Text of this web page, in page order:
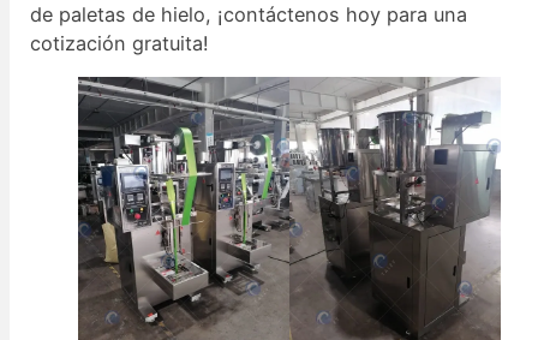
de paletas de hielo, ¡contáctenos hoy para una
cotización gratuita!